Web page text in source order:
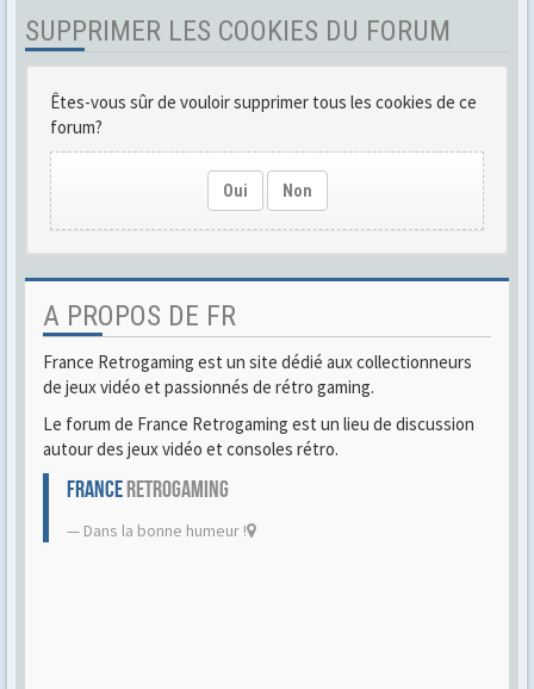
SUPPRIMER LES COOKIES DU FORUM
Êtes-vous sûr de vouloir supprimer tous les cookies de ce
forum?
Oui Non
A PROPOS DE FR
France Retrogaming est un site dédié aux collectionneurs
de jeux vidéo et passionnés de rétro gaming.
Le forum de France Retrogaming est un lieu de discussion
autour des jeux vidéo et consoles rétro.
FRANCERETROGAMING
Dans la bonne humeur !